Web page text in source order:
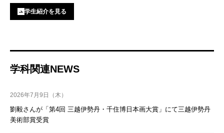
学生紹介を見る
学科関連NEWS
2026年7月9日（木）
劉毅さんが「第4回 三越伊勢丹・千住博日本画大賞」にて三越伊勢丹
美術部賞受賞